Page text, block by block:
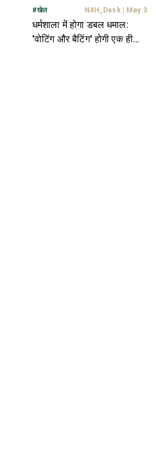
#खेल N4H_Desk| May 3
धर्मशाला में होगा डबल धमाल:
'वोटिंग और बैटिंग' होगी एक ही